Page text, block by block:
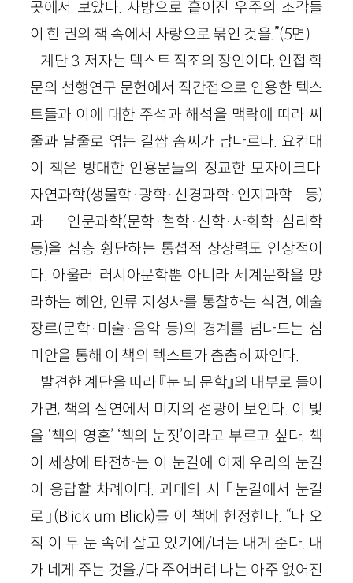
곳에서 보았다. 사방으로 흩어진 우주의 조각들
이 한 권의 책 속에서 사랑으로 묶인 것을.”(5면)
계단 3. 저자는 텍스트 직조의 장인이다. 인접 학
문의 선행연구 문헌에서 직간접으로 인용한 텍스
트들과 이에 대한 주석과 해석을 맥락에 따라 씨
줄과 날줄로 엮는 길쌈 솜씨가 남다르다. 요컨대
이 책은 방대한 인용문들의 정교한 모자이크다.
자연과학(생물학·광학·신경과학·인지과학 등)
과 인문과학(문학·철학·신학·사회학·심리학
등)을 심층 횡단하는 통섭적 상상력도 인상적이
다. 아울러 러시아문학뿐 아니라 세계문학을 망
라하는 혜안, 인류 지성사를 통찰하는 식견, 예술
장르(문학·미술·음악 등)의 경계를 넘나드는 심
미안을 통해 이 책의 텍스트가 촘촘히 짜인다.
발견한 계단을 따라 『눈 뇌 문학』의 내부로 들어
가면, 책의 심연에서 미지의 섬광이 보인다. 이 빛
을 ‘책의 영혼’ ‘책의 눈짓’이라고 부르고 싶다. 책
이 세상에 타전하는 이 눈길에 이제 우리의 눈길
이 응답할 차례이다. 괴테의 시 「눈길에서 눈길
로」(Blick um Blick)를 이 책에 헌정한다. “나 오
직 이 두 눈 속에 살고 있기에/너는 내게 준다. 내
가 네게 주는 것을./다 주어버려 나는 아주 없어진